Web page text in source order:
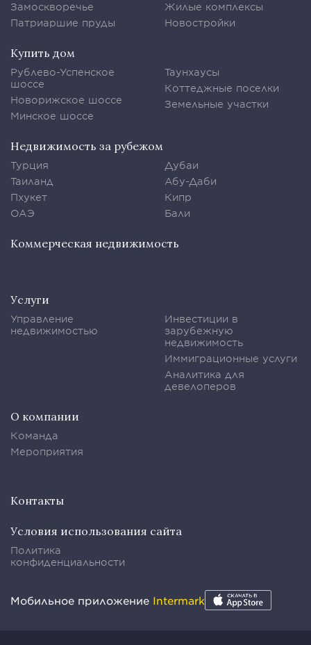
Замоскворечье
Патриаршие пруды
Жилые комплексы
Новостройки
Купить дом
Рублево-Успенское
шоссе
Новорижское шоссе
Минское шоссе
Таунхаусы
Коттеджные поселки
Земельные участки
Недвижимость за рубежом
Турция
Таиланд
Пхукет
ОАЭ
Дубаи
Абу-Даби
Кипр
Бали
Коммерческая недвижимость
Услуги
Управление
недвижимостью
Инвестиции в
зарубежную
недвижимость
Иммиграционные услуги
Аналитика для
девелоперов
О компании
Команда
Мероприятия
Контакты
Условия использования сайта
Политика
конфиденциальности
Мобильное приложение Intermark